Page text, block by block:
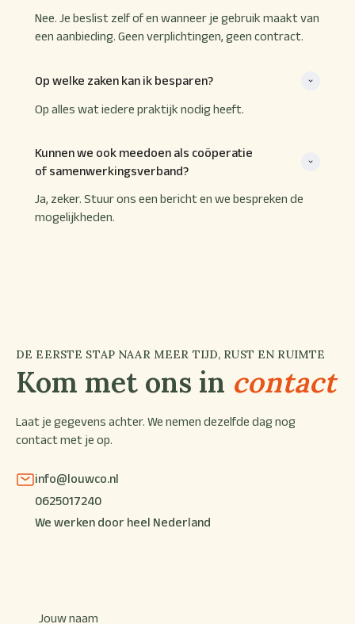
Nee. Je beslist zelf of en wanneer je gebruik maakt van
een aanbieding. Geen verplichtingen, geen contract.
Op welke zaken kan ik besparen?
Op alles wat iedere praktijk nodig heeft.
Kunnen we ook meedoen als coöperatie
of samenwerkingsverband?
Ja, zeker. Stuur ons een bericht en we bespreken de
mogelijkheden.
DE EERSTE STAP NAAR MEER TIJD, RUST EN RUIMTE
Kom met ons in contact
Laat je gegevens achter. We nemen dezelfde dag nog
contact met je op.
info@louwco.nl
0625017240
We werken door heel Nederland